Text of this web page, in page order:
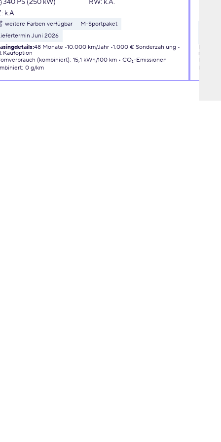
k.A.
weitere Farben verfügbar
M-Sportpaket
Juni 2026
:48 Monate 10.000 km/Jahr 1.000 € Sonderzahlung
Kaufoption
(kombiniert): 15,1 kWh/100 km
CO₂-Emissionen
: 0 g/km
mit